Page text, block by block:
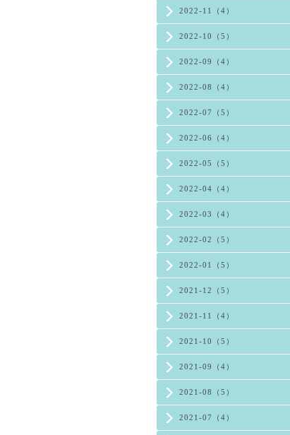
2022-11（4）
2022-10（5）
2022-09（4）
2022-08（4）
2022-07（5）
2022-06（4）
2022-05（5）
2022-04（4）
2022-03（4）
2022-02（5）
2022-01（5）
2021-12（5）
2021-11（4）
2021-10（5）
2021-09（4）
2021-08（5）
2021-07（4）